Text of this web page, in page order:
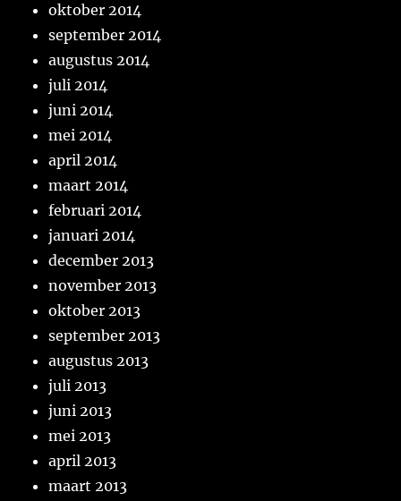
oktober 2014
september 2014
augustus 2014
juli 2014
juni 2014
mei 2014
april 2014
maart 2014
februari 2014
januari 2014
december 2013
november 2013
oktober 2013
september 2013
augustus 2013
juli 2013
juni 2013
mei 2013
april 2013
maart 2013